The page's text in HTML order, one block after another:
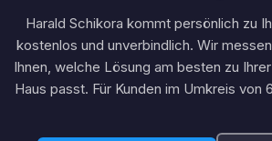
Harald Schikora kommt persönlich zu
kostenlos und unverbindlich. Wir
Ihnen, welche Lösung am besten zu
Haus passt. Für Kunden im Umkreis von